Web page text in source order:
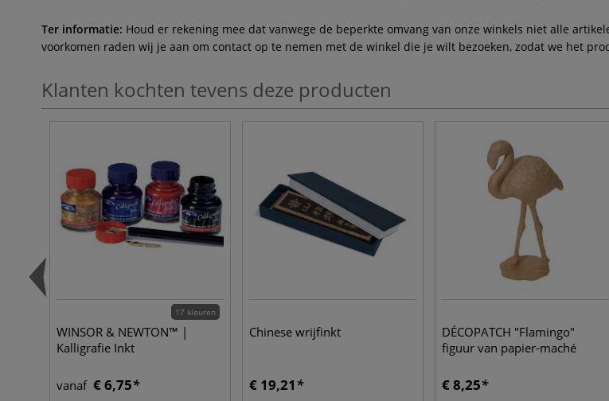
Ter informatie: Houd er rekening mee dat vanwege de beperkte omvang van onze winkels niet alle
voorkomen raden wij je aan om contact op te nemen met de winkel die je wilt bezoeken, zodat we het
Klanten kochten tevens deze producten
17 kleuren
WINSOR & NEWTON™ |
Kalligrafie Inkt
vanaf € 6,75
Chinese wrijfinkt
€ 19,21
DÉCOPATCH "Flamingo"
figuur van papier-maché
€ 8,25